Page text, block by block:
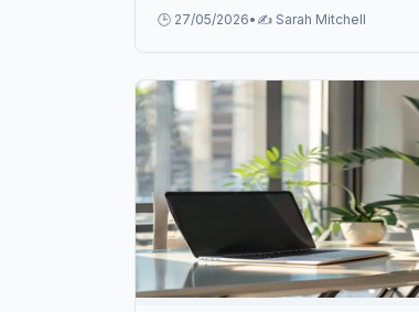
🕒 27/05/2026• ✍️ Sarah Mitchell